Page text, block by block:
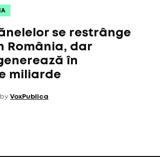
se restrânge
România, dar
în
miliarde
by VoxPublica